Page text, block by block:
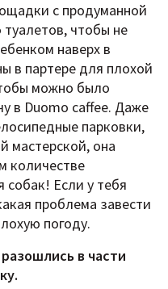
с продуманной
чтобы не
наверх в
в партере для плохой
можно было
в Duоmo caffee. Даже
парковки,
мастерской, она
количестве
Если у тебя
проблема завести
погоду.
в части